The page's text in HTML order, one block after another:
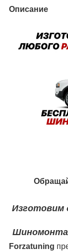
Описание
Изготовим
Forzatuning